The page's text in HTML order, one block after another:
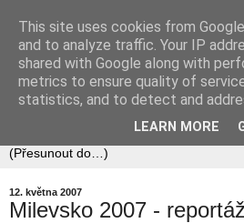
Zababov H0
Spolek Zababov - spolek
se stavbou modelové železnice v
12. května 2007
Milevsko 2007 - reportáž
This site uses cookies from
and to analyze traffic. Your IP
shared with Google along with
metrics to ensure quality of
statistics, and to detect and
LEARN MORE